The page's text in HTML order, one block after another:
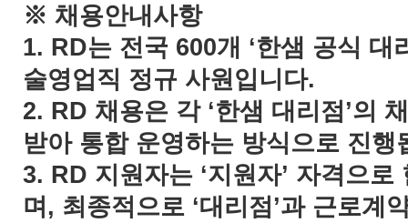
※ 채용안내사항
1. RD는 전국 600개 ‘한샘 공식 대
술영업직 정규 사원입니다.
2. RD 채용은 각 ‘한샘 대리점’의
받아 통합 운영하는 방식으로 진행
3. RD 지원자는 ‘지원자’ 자격으
며, 최종적으로 ‘대리점’과 근로계